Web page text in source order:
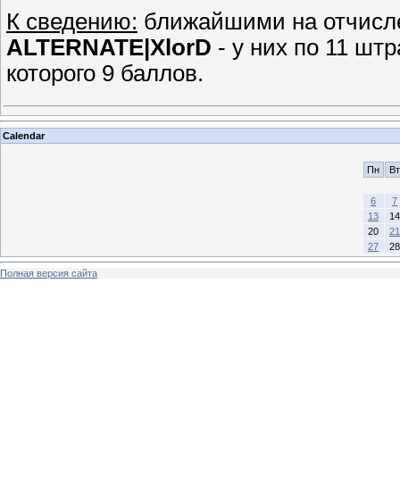
К сведению: ближайшими на
ALTERNATE|XlorD - у них по 11
которого 9 баллов.
Calendar
Пн Вт
6
7
13
14
20
21
27
28
Полная версия сайта